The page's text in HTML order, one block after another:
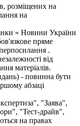
розміщених на
на
« Новини України
пряме
.
від
матеріалів.
- повинна бути
абзаці
"Заява",
"Тест-драйв",
на правах